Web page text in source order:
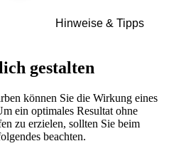
Hinweise & Tipps
gestalten
können Sie die Wirkung eines
ein optimales Resultat ohne
zu erzielen, sollten Sie beim
beachten.